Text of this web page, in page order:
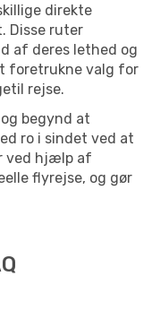
direkte
Disse ruter
af deres lethed og
foretrukne valg for
rejse.
begynd at
ro i sindet ved at
ved hjælp af
flyrejse, og gør